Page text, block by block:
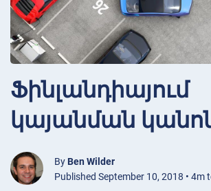
Ֆինլանդիայում
կայանման
By Ben Wilder
Published September 10, 2018 • 4m